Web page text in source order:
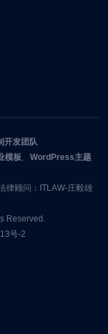
开发团队
模板 、WordPress主题
顾问：ITLAW-庄毅雄
Reserved.
号-2